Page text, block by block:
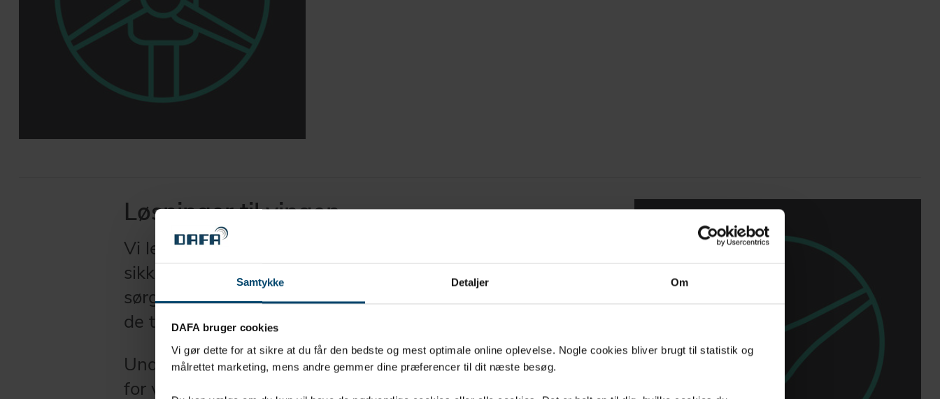
Samtykke Detaljer Om
DAFA bruger cookies
Vi gør dette for at sikre at du får den bedste og mest optimale online oplevelse. Nogle cookies bliver brugt til statistik og
målrettet marketing, mens andre gemmer dine præferencer til dit næste besøg.
Løsninger til vingen
Vi leverer løsninger, der optimerer produktionen,
sikkerheden og driften for vinger. Under produktionen
sørger vores tætningsløsninger for, at samlingen mellem
de to vingehalvdele ikke tillader luftindtræk.
Under transporten øger vi sikkerheden og synligheden
for vingerne med beskyttelsesudstyr designet til at